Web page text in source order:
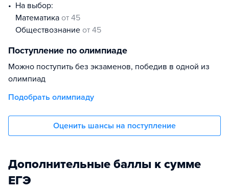
На выбор:
математика от 45
обществознание от 45
Поступление по олимпиаде
Можно поступить без экзаменов, победив в одной из
олимпиад
Подобрать олимпиаду
Оценить шансы на поступление
Дополнительные баллы к сумме
ЕГЭ